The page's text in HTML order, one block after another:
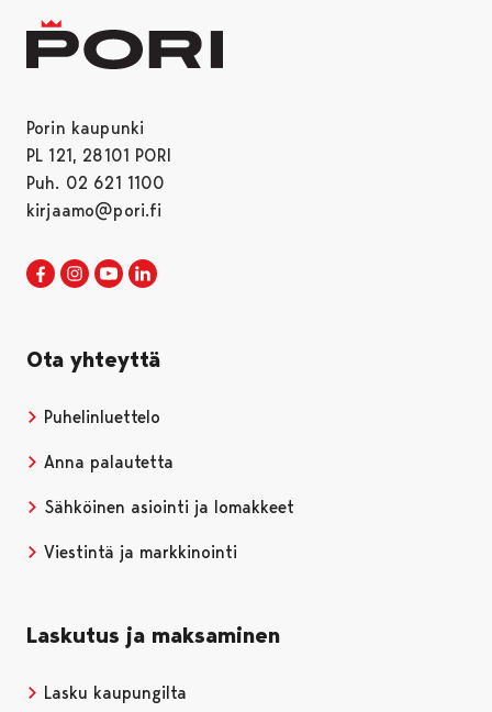
Porin kaupunki
PL 121, 28101 PORI
Puh. 02 621 1100
kirjaamo@pori.fi
Porin kaupunki Facebookissa
Avautuu uudessa välilehdessä
Porin kaupunki Instagramissa
Avautuu uudessa välilehdessä
Porin kaupunki Youtubessa
Avautuu uudessa välilehdessä
Ota yhteyttä
Puhelinluettelo
Anna palautetta
Sähköinen asiointi ja lomakkeet
Viestintä ja markkinointi
Laskutus ja maksaminen
Lasku kaupungilta